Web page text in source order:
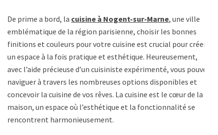
De prime a bord, la cuisine à Nogent-sur-Marne, une ville
emblématique de la région parisienne, choisir les bonnes
finitions et couleurs pour votre cuisine est crucial pour créer
un espace à la fois pratique et esthétique. Heureusement,
avec l’aide précieuse d’un cuisiniste expérimenté, vous pouvez
naviguer à travers les nombreuses options disponibles et
concevoir la cuisine de vos rêves. La cuisine est le cœur de la
maison, un espace où l’esthétique et la fonctionnalité se
rencontrent harmonieusement.